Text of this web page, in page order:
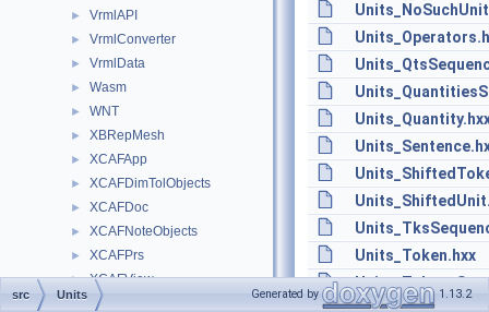
► VrmlAPI
► VrmlConverter
► VrmlData
► Wasm
► WNT
► XBRepMesh
► XCAFApp
► XCAFDimTolObjects
► XCAFDoc
► XCAFNoteObjects
► XCAFPrs
► XCAFView
► XDEDRAW
Units_Token.hxx
src Units Generated by 1.13.2